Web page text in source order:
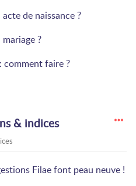
de naissance ?
?
comment faire ?
& indices
Filae font peau neuve !